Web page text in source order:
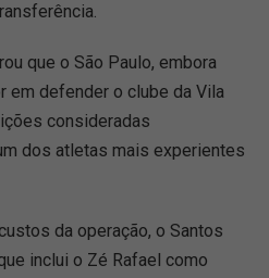
que o São Paulo, embora
em defender o clube da Vila
consideradas
dos atletas mais experientes
da operação, o Santos
inclui o Zé Rafael como